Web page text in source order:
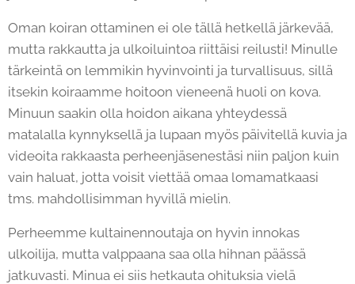
Oman koiran ottaminen ei ole tällä hetkellä järkevää,
mutta rakkautta ja ulkoiluintoa riittäisi reilusti! Minulle
tärkeintä on lemmikin hyvinvointi ja turvallisuus, sillä
itsekin koiraamme hoitoon vieneenä huoli on kova.
Minuun saakin olla hoidon aikana yhteydessä
matalalla kynnyksellä ja lupaan myös päivitellä kuvia ja
videoita rakkaasta perheenjäsenestäsi niin paljon kuin
vain haluat, jotta voisit viettää omaa lomamatkaasi
tms. mahdollisimman hyvillä mielin.
Perheemme kultainennoutaja on hyvin innokas
ulkoilija, mutta valppaana saa olla hihnan päässä
jatkuvasti. Minua ei siis hetkauta ohituksia vielä